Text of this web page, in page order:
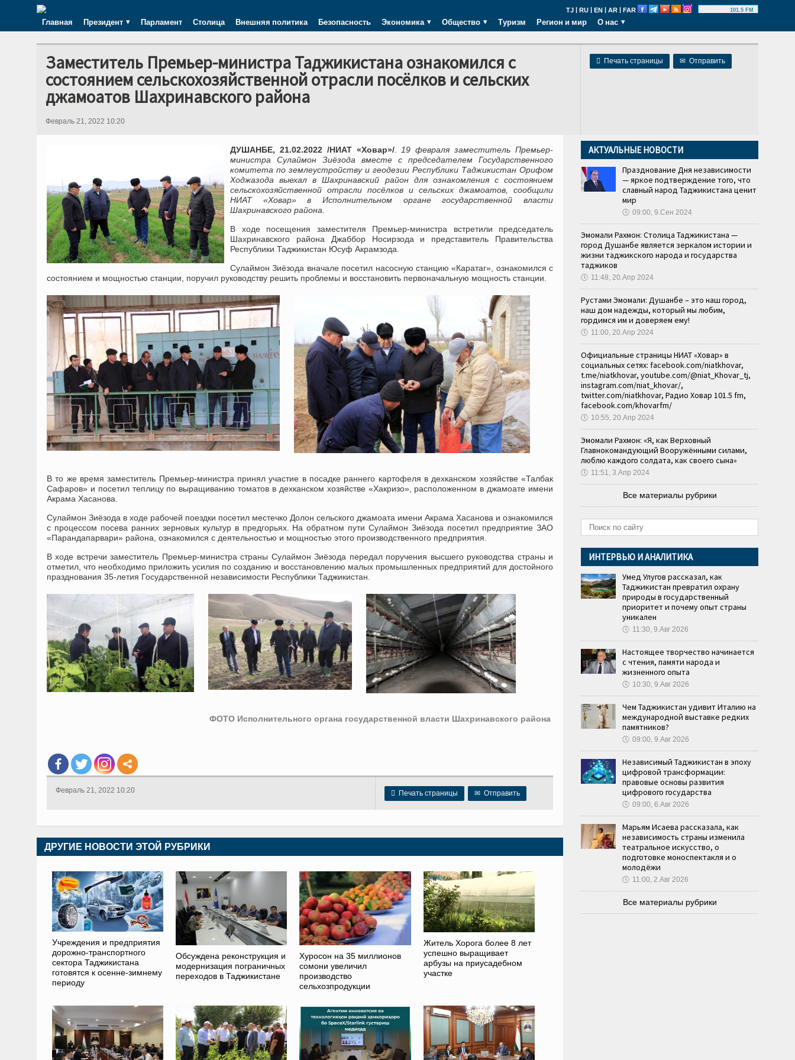
TJ | RU | EN | AR | FAR 101.5 FM
Главная Президент Парламент Столица Внешняя политика Безопасность Экономика Общество Туризм Регион и мир О нас
 Печать страницы ✉ Отправить
Заместитель Премьер-министра Таджикистана ознакомился с
состоянием сельскохозяйственной отрасли посёлков и сельских
джамоатов Шахринавского района
Февраль 21, 2022 10:20
ДУШАНБЕ, 21.02.2022 /НИАТ «Ховар»/. 19 февраля заместитель Премьер-
министра Сулаймон Зиёзода вместе с председателем Государственного
комитета по землеустройству и геодезии Республики Таджикистан Орифом
Ходжазода выехал в Шахринавский район для ознакомления с состоянием
сельскохозяйственной отрасли посёлков и сельских джамоатов, сообщили
НИАТ «Ховар» в Исполнительном органе государственной власти
Шахринавского района.
В ходе посещения заместителя Премьер-министра встретили председатель
Шахринавского района Джаббор Носирзода и представитель Правительства
Республики Таджикистан Юсуф Акрамзода.
Сулаймон Зиёзода вначале посетил насосную станцию ​​«Каратаг», ознакомился с
состоянием и мощностью станции, поручил руководству решить проблемы и восстановить первоначальную мощность станции.
В то же время заместитель Премьер-министра принял участие в посадке раннего картофеля в дехканском хозяйстве «Талбак
Сафаров» и посетил теплицу по выращиванию томатов в дехканском хозяйстве «Хакризо», расположенном в джамоате имени
Акрама Хасанова.
Сулаймон Зиёзода в ходе рабочей поездки посетил местечко Долон сельского джамоата имени Акрама Хасанова и ознакомился
с процессом посева ранних зерновых культур в предгорьях. На обратном пути Сулаймон Зиёзода посетил предприятие ЗАО
«Парандапарвари» района, ознакомился с деятельностью и мощностью этого производственного предприятия.
В ходе встречи заместитель Премьер-министра страны Сулаймон Зиёзода передал поручения высшего руководства страны и
отметил, что необходимо приложить усилия по созданию и восстановлению малых промышленных предприятий для достойного
празднования 35-летия Государственной независимости Республики Таджикистан.
ФОТО Исполнительного органа государственной власти Шахринавского района
 Печать страницы ✉ Отправить
Февраль 21, 2022 10:20
ДРУГИЕ НОВОСТИ ЭТОЙ РУБРИКИ
Учреждения и предприятия
дорожно-транспортного
сектора Таджикистана
готовятся к осенне-зимнему
периоду
Обсуждена реконструкция и
модернизация пограничных
переходов в Таджикистане
Хуросон на 35 миллионов
сомони увеличил
производство
сельхозпродукции
Житель Хорога более 8 лет
успешно выращивает
арбузы на приусадебном
участке
АКТУАЛЬНЫЕ НОВОСТИ
Празднование Дня независимости
— яркое подтверждение того, что
славный народ Таджикистана ценит
мир
🕔 09:00, 9.Сен 2024
Эмомали Рахмон: Столица Таджикистана —
город Душанбе является зеркалом истории и
жизни таджикского народа и государства
таджиков
🕔 11:48, 20.Апр 2024
Рустами Эмомали: Душанбе – это наш город,
наш дом надежды, который мы любим,
гордимся им и доверяем ему!
🕔 11:00, 20.Апр 2024
Официальные страницы НИАТ «Ховар» в
социальных сетях: facebook.com/niatkhovar,
t.me/niatkhovar, youtube.com/@niat_Khovar_tj,
instagram.com/niat_khovar/,
twitter.com/niatkhovar, Радио Ховар 101.5 fm,
facebook.com/khovarfm/
🕔 10:55, 20.Апр 2024
Эмомали Рахмон: «Я, как Верховный
Главнокомандующий Вооружёнными силами,
люблю каждого солдата, как своего сына»
🕔 11:51, 3.Апр 2024
Все материалы рубрики
ИНТЕРВЬЮ И АНАЛИТИКА
Умед Улугов рассказал, как
Таджикистан превратил охрану
природы в государственный
приоритет и почему опыт страны
уникален
🕔 11:30, 9.Авг 2026
Настоящее творчество начинается
с чтения, памяти народа и
жизненного опыта
🕔 10:30, 9.Авг 2026
Чем Таджикистан удивит Италию на
международной выставке редких
памятников?
🕔 09:00, 9.Авг 2026
Независимый Таджикистан в эпоху
цифровой трансформации:
правовые основы развития
цифрового государства
🕔 09:00, 6.Авг 2026
Марьям Исаева рассказала, как
независимость страны изменила
театральное искусство, о
подготовке моноспектакля и о
молодёжи
🕔 11:00, 2.Авг 2026
Все материалы рубрики